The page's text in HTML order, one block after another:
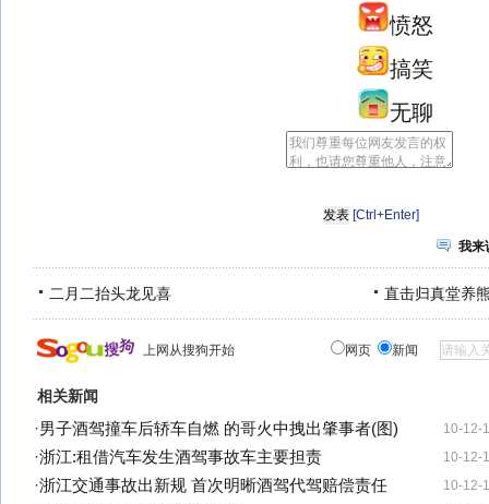
愤怒
搞笑
无聊
[Ctrl+Enter]
我来
二月二抬头龙见喜 直击归真堂养
上网从搜狗开始 网页 新闻
相关新闻
10-12-
·男子酒驾撞车后轿车自燃 的哥火中拽出肇事者(图)
10-12-
·浙江:租借汽车发生酒驾事故车主要担责
10-12-
·浙江交通事故出新规 首次明晰酒驾代驾赔偿责任